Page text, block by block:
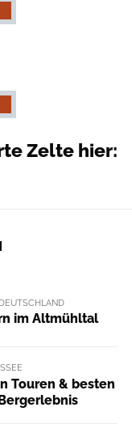
Zelte hier:
im Altmühltal
Touren & besten